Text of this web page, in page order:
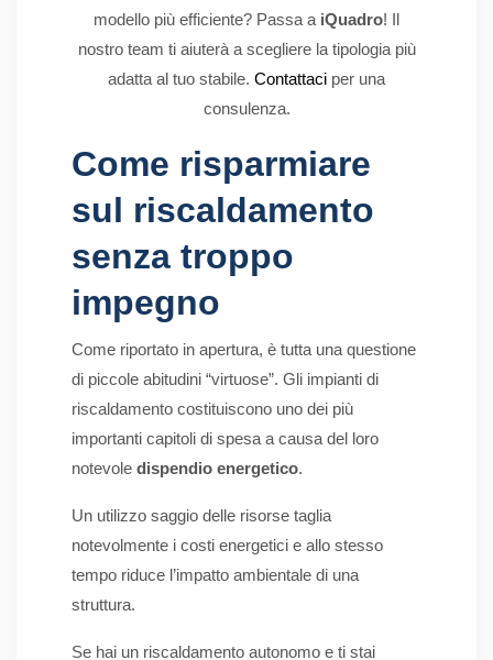
modello più efficiente? Passa a iQuadro! Il
nostro team ti aiuterà a scegliere la tipologia più
adatta al tuo stabile. Contattaci per una
consulenza.
Come risparmiare
sul riscaldamento
senza troppo
impegno
Come riportato in apertura, è tutta una questione
di piccole abitudini “virtuose”. Gli impianti di
riscaldamento costituiscono uno dei più
importanti capitoli di spesa a causa del loro
notevole dispendio energetico.
Un utilizzo saggio delle risorse taglia
notevolmente i costi energetici e allo stesso
tempo riduce l’impatto ambientale di una
struttura.
Se hai un riscaldamento autonomo e ti stai